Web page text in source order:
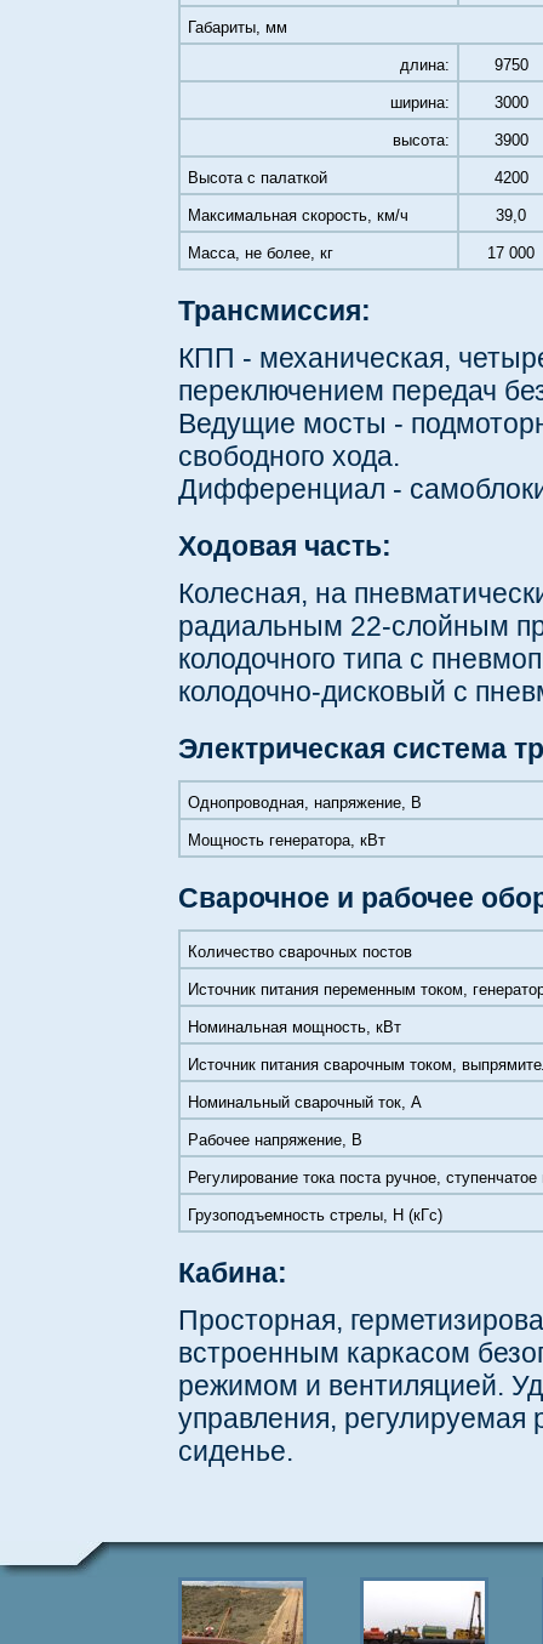
Габариты, мм
длина: 9750
ширина: 3000
высота: 3900
Высота с палаткой 4200
Максимальная скорость, км/ч 39,0
Масса, не более, кг 17 000
Трансмиссия:
КПП - механическая,
переключением передач
Ведущие мосты -
свободного хода.
Дифференциал -
Ходовая часть:
Колесная, на
радиальным 22-слойным
колодочного типа с
колодочно-дисковый с
Электрическая система
Однопроводная, напряжение, В
Мощность генератора, кВт
Сварочное и рабочее
Количество сварочных постов
Источник питания переменным током,
Номинальная мощность, кВт
Источник питания сварочным током,
Номинальный сварочный ток, А
Рабочее напряжение, В
Регулирование тока поста ручное,
Грузоподъемность стрелы, Н (кГс)
Кабина:
Просторная,
встроенным каркасом
режимом и вентиляцией.
управления, регулируемая
сиденье.